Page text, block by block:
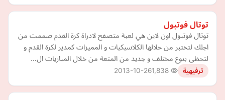
توتال فوتبول
توتال فوتبول اون لاين هي لعبة متصفح لادراة كرة القدم صممت من
اجلك لتختبر من خلالها الكلاسيكيات و المميزات كمدير لكرة القدم و
لتحظى بنوع مختلف و جديد من المتعة من خلال المباريات ال…
ترفيهية 2013-10-26